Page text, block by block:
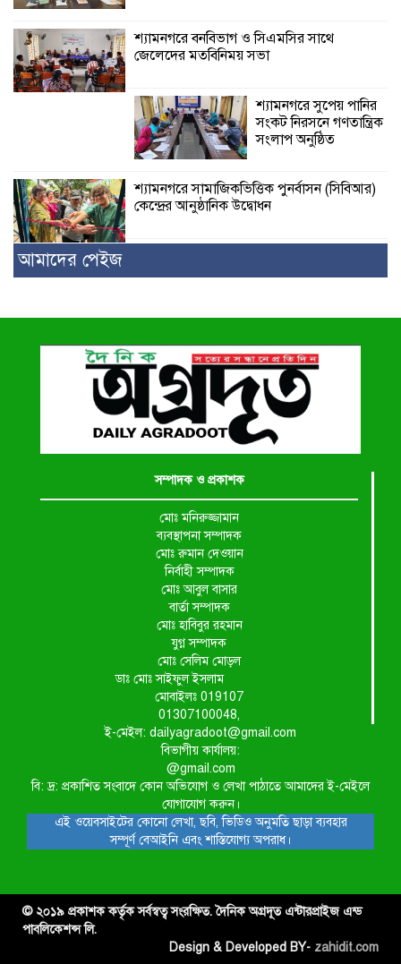
শ্যামনগরে বনবিভাগ ও সিএমসির সাথে
জেলেদের মতবিনিময় সভা
শ্যামনগরে সুপেয় পানির
সংকট নিরসনে গণতান্ত্রিক
সংলাপ অনুষ্ঠিত
শ্যামনগরে সামাজিকভিত্তিক পুনর্বাসন (সিবিআর)
কেন্দ্রের আনুষ্ঠানিক উদ্বোধন
আমাদের পেইজ
সম্পাদক ও প্রকাশক
মোঃ মনিরুজ্জামান
ব্যবস্থাপনা সম্পাদক
মোঃ রুমান দেওয়ান
নির্বাহী সম্পাদক
মোঃ আবুল বাসার
বার্তা সম্পাদক
মোঃ হাবিবুর রহমান
যুগ্ন সম্পাদক
মোঃ সেলিম মোড়ল
ডাঃ মোঃ সাইফুল ইসলাম
মোবাইলঃ 019107
01307100048,
ই-মেইল: dailyagradoot@gmail.com
বিভাগীয় কার্যালয়:
@gmail.com
বি: দ্র: প্রকাশিত সংবাদে কোন অভিযোগ ও লেখা পাঠাতে আমাদের ই-মেইলে
যোগাযোগ করুন।
এই ওয়েবসাইটের কোনো লেখা, ছবি, ভিডিও অনুমতি ছাড়া ব্যবহার
সম্পূর্ণ বেআইনি এবং শাস্তিযোগ্য অপরাধ।
© ২০১৯ প্রকাশক কর্তৃক সর্বস্বত্ব সংরক্ষিত. দৈনিক অগ্রদূত এন্টারপ্রাইজ এন্ড
পাবলিকেশন্স লি.
Design & Developed BY- zahidit.com